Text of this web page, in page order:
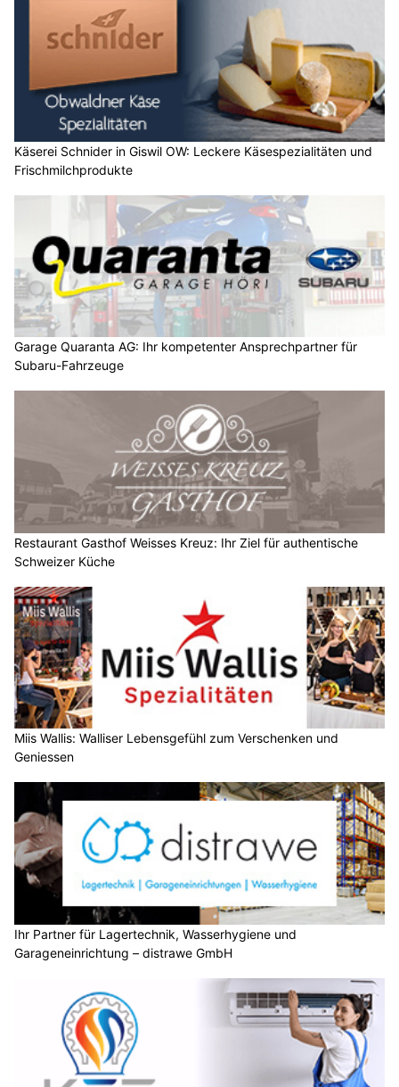
Käserei Schnider in Giswil OW: Leckere Käsespezialitäten und
Frischmilchprodukte
Garage Quaranta AG: Ihr kompetenter Ansprechpartner für
Subaru-Fahrzeuge
Restaurant Gasthof Weisses Kreuz: Ihr Ziel für authentische
Schweizer Küche
Miis Wallis: Walliser Lebensgefühl zum Verschenken und
Geniessen
Ihr Partner für Lagertechnik, Wasserhygiene und
Garageneinrichtung – distrawe GmbH